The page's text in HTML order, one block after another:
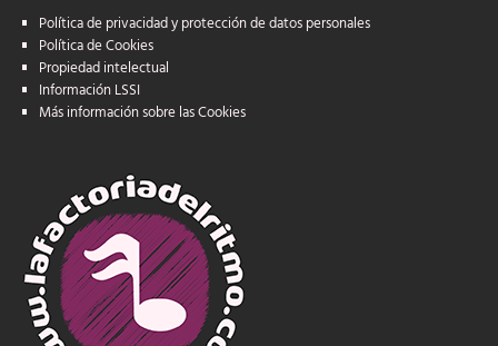
Política de privacidad y protección de datos personales
Política de Cookies
Propiedad intelectual
Información LSSI
Más información sobre las Cookies